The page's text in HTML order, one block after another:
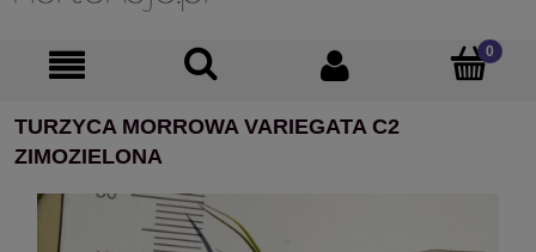
TURZYCA MORROWA VARIEGATA C2
ZIMOZIELONA